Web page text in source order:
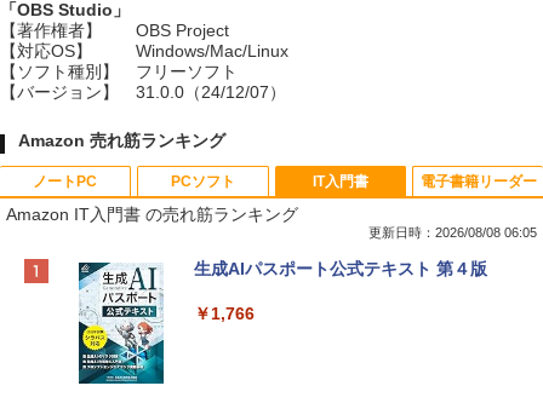
「OBS Studio」
【著作権者】
OBS Project
【対応OS】
Windows/Mac/Linux
【ソフト種別】
フリーソフト
【バージョン】
31.0.0（24/12/07）
Amazon 売れ筋ランキング
ノートPC
Apple 2026 MacBook Neo A18 Proチッ
e Intelligence、Liquid Retinaディスプ
PCソフト
Robloxギフトカード - 800 Robux 【限
インゲームコード】 ロブロックス | オン
IT入門書
Amazon IT入門書 の売れ筋ランキング
更新日時：2026/08/08 06:05
生成AIパスポート公式テキスト 第４版
￥1,766
電子書籍リーダー